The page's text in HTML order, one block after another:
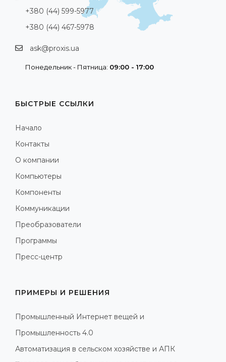
+380 (44) 599-5977
+380 (44) 467-5978
ask@proxis.ua
Понедельник - Пятница: 09:00 - 17:00
БЫСТРЫЕ ССЫЛКИ
Начало
Контакты
О компании
Компьютеры
Компоненты
Коммуникации
Преобразователи
Программы
Пресс-центр
ПРИМЕРЫ И РЕШЕНИЯ
Промышленный Интернет вещей и
Промышленность 4.0
Автоматизация в сельском хозяйстве и АПК